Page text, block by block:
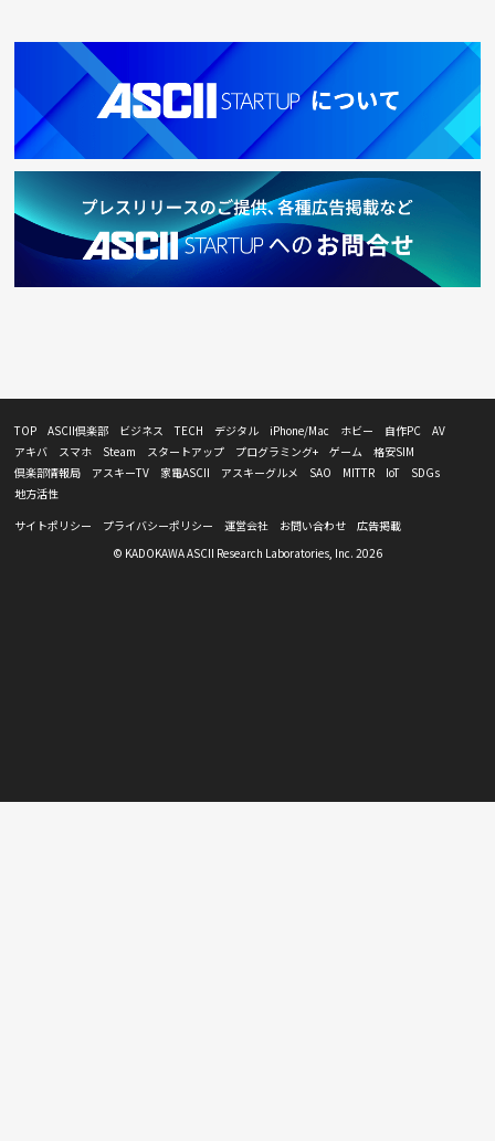
TOP ASCII倶楽部 ビジネス TECH デジタル iPhone/Mac ホビー 自作PC
AV
アキバ
スマホ Steam スタートアップ プログラミング+ ゲーム
格安SIM
倶楽部情報局
アスキーTV 家電ASCII アスキーグルメ SAO MITTR IoT
SDGs
地方活性
サイトポリシー
プライバシーポリシー 運営会社 お問い合わせ
広告掲載
© KADOKAWA ASCII Research Laboratories, Inc. 2026